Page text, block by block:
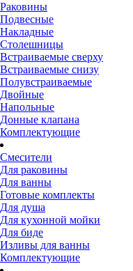
Раковины
Подвесные
Накладные
Столешницы
Встраиваемые сверху
Встраиваемые снизу
Полувстраиваемые
Двойные
Напольные
Донные клапана
Комплектующие
Смесители
Для раковины
Для ванны
Готовые комплекты
Для душа
Для кухонной мойки
Для биде
Изливы для ванны
Комплектующие